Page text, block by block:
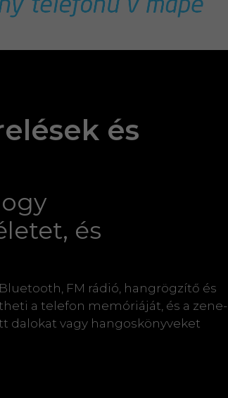
és
és
FM rádió, hangrögzítő és
a telefon memóriáját, és a zene-
dalokat vagy hangoskönyveket